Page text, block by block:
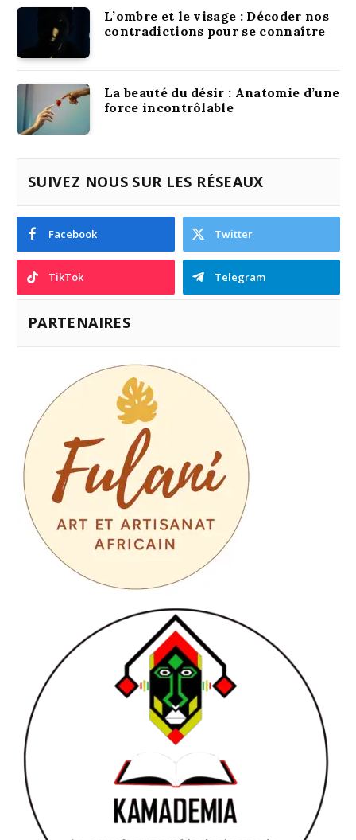
L’ombre et le visage : Décoder nos
contradictions pour se connaître
La beauté du désir : Anatomie d’une
force incontrôlable
SUIVEZ NOUS SUR LES RÉSEAUX
Facebook Twitter
TikTok Telegram
PARTENAIRES